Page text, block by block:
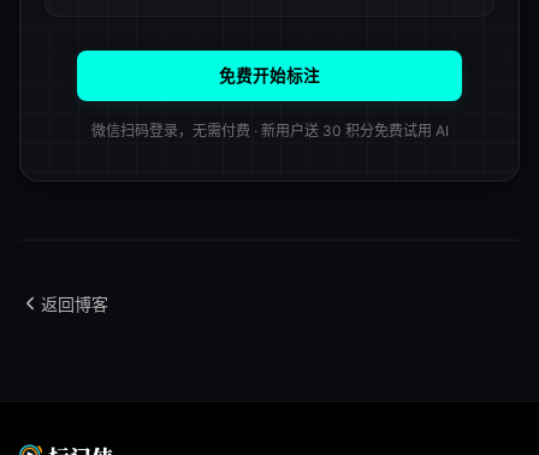
免费开始标注
微信扫码登录，无需付费 · 新用户送 30 积分免费试用 AI
返回博客